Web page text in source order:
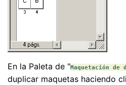
En la Paleta de "Maquetación de
duplicar maquetas haciendo